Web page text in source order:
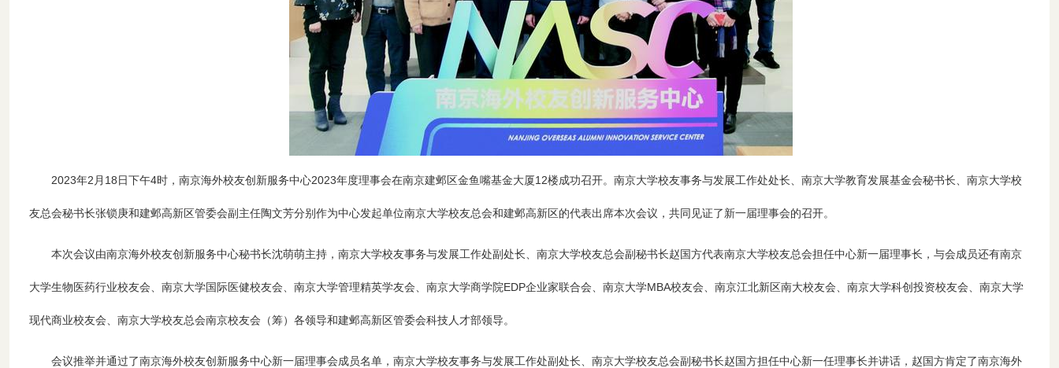
2023年2 月 18日下午4时，南京海外校友创新服务中心2023年度理事会在南京建邺区金鱼嘴基金大厦12楼成功召开。南京大学校友事务与发展工作处处长、南京大学教育发展基金会秘书长、南京大学校
友总会秘书长张锁庚和建邺高新区管委会副主任陶文芳分别作为中心发起单位南京大学校友总会和建邺高新区的代表出席本次会议，共同见证了新一届理事会的召开。
本次会议由南京海外校友创新服务中心秘书长沈萌萌主持，南京大学校友事务与发展工作处副处长、南京大学校友总会副秘书长赵国方代表南京大学校友总会担任中心新一届理事长，与会成员还有南京
大学生物医药行业校友会、南京大学国际医健校友会、南京大学管理精英学友会、南京大学商学院EDP企业家联合会、南京大学MBA校友会、南京江北新区南大校友会、南京大学科创投资校友会、南京大学
现代商业校友会、南京大学校友总会南京校友会（筹）各领导和建邺高新区管委会科技人才部领导。
会议推举并通过了南京海外校友创新服务中心新一届理事会成员名单，南京大学校友事务与发展工作处副处长、南京大学校友总会副秘书长赵国方担任中心新一任理事长并讲话，赵国方肯定了南京海外